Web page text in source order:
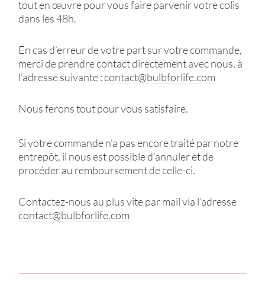
tout en œuvre pour vous faire parvenir votre colis
dans les 48h.
En cas d’erreur de votre part sur votre commande,
merci de prendre contact directement avec nous, à
l’adresse suivante :contact@bulbforlife.com
Nous ferons tout pour vous satisfaire.
Si votre commande n’a pas encore traité par notre
entrepôt, il nous est possible d’annuler et de
procéder au remboursement de celle-ci.
Contactez-nous au plus vite par mail via l’adresse
contact@bulbforlife.com